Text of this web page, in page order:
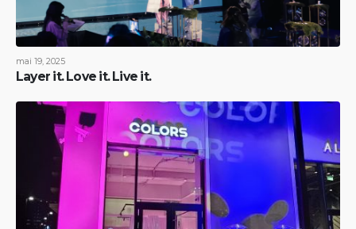
mai 19, 2025
Layer it. Love it. Live it.